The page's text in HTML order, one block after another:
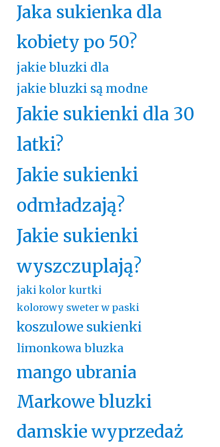
Jaka sukienka dla
kobiety po 50?
jakie bluzki dla
jakie bluzki są modne
Jakie sukienki dla 30
latki?
Jakie sukienki
odmładzają?
Jakie sukienki
wyszczuplają?
jaki kolor kurtki
kolorowy sweter w paski
koszulowe sukienki
limonkowa bluzka
mango ubrania
Markowe bluzki
damskie wyprzedaż